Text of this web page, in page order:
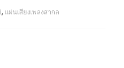
, แผ่นเสียงเพลงสากล